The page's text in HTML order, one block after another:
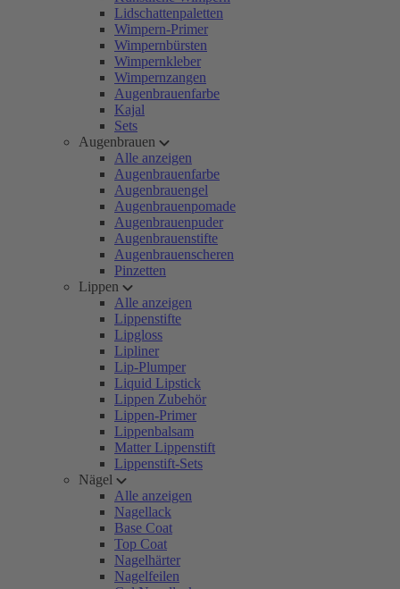
Lidschattenpaletten
Wimpern-Primer
Wimpernbürsten
Wimpernkleber
Wimpernzangen
Augenbrauenfarbe
Kajal
Sets
Augenbrauen
Alle anzeigen
Augenbrauenfarbe
Augenbrauengel
Augenbrauenpomade
Augenbrauenpuder
Augenbrauenstifte
Augenbrauenscheren
Pinzetten
Lippen
Alle anzeigen
Lippenstifte
Lipgloss
Lipliner
Lip-Plumper
Liquid Lipstick
Lippen Zubehör
Lippen-Primer
Lippenbalsam
Matter Lippenstift
Lippenstift-Sets
Nägel
Alle anzeigen
Nagellack
Base Coat
Top Coat
Nagelhärter
Nagelfeilen